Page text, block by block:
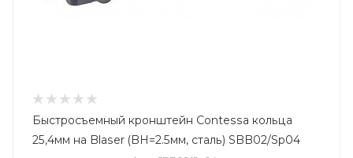
Быстросъемный кронштейн Contessa кольца
25,4мм на Blaser (BH=2.5мм, сталь) SBB02/Sp04